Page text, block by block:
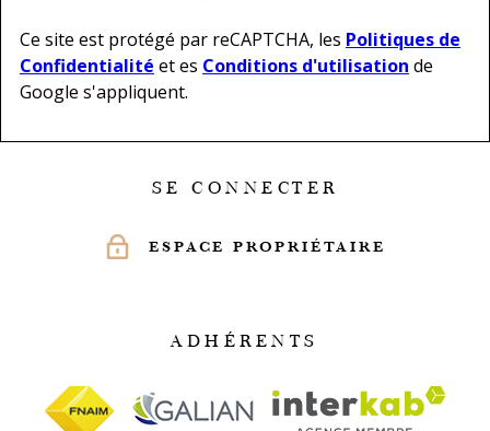
Ce site est protégé par reCAPTCHA, les Politiques de
Confidentialité et es Conditions d'utilisation de
Google s'appliquent.
SE CONNECTER
ESPACE PROPRIÉTAIRE
ADHÉRENTS